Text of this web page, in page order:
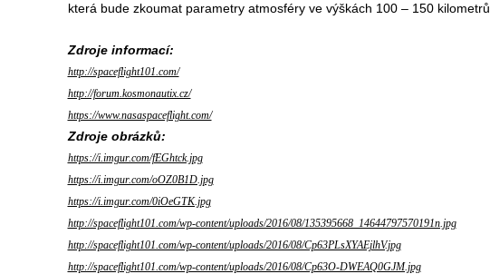
která bude zkoumat parametry atmosféry ve výškách 100 – 150 kilometrů.
Zdroje informací:
http://spaceflight101.com/
http://forum.kosmonautix.cz/
https://www.nasaspaceflight.com/
Zdroje obrázků:
https://i.imgur.com/fEGhtck.jpg
https://i.imgur.com/oOZ0B1D.jpg
https://i.imgur.com/0iOeGTK.jpg
http://spaceflight101.com/wp-content/uploads/2016/08/135395668_14644797570191n.jpg
http://spaceflight101.com/wp-content/uploads/2016/08/Cp63PLsXYAEjlhV.jpg
http://spaceflight101.com/wp-content/uploads/2016/08/Cp63O-DWEAQ0GJM.jpg